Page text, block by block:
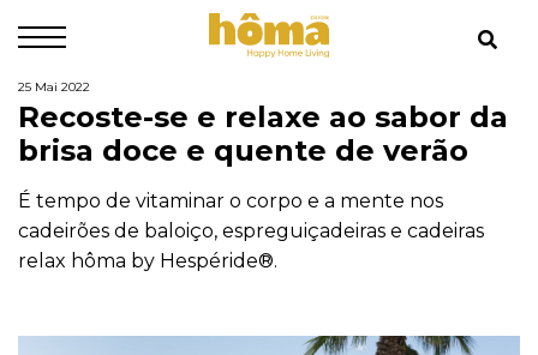
25 Mai 2022
Recoste-se e relaxe ao sabor da
brisa doce e quente de verão
É tempo de vitaminar o corpo e a mente nos
cadeirões de baloiço, espreguiçadeiras e cadeiras
relax hôma by Hespéride®.